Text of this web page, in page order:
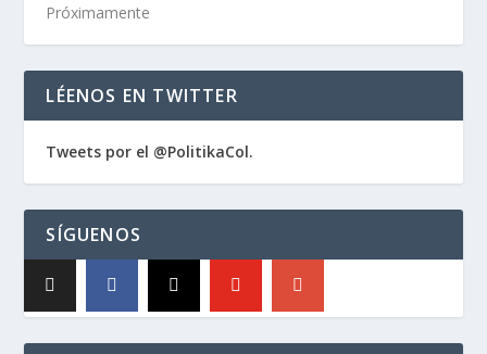
Próximamente
LÉENOS EN TWITTER
Tweets por el @PolitikaCol.
SÍGUENOS